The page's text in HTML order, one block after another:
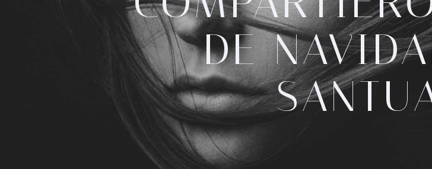
DE